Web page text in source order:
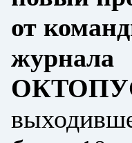
от
журнала